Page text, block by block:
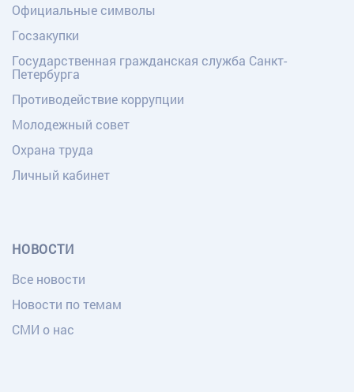
Официальные символы
Госзакупки
Государственная гражданская служба Санкт-
Петербурга
Противодействие коррупции
Молодежный совет
Охрана труда
Личный кабинет
НОВОСТИ
Все новости
Новости по темам
СМИ о нас